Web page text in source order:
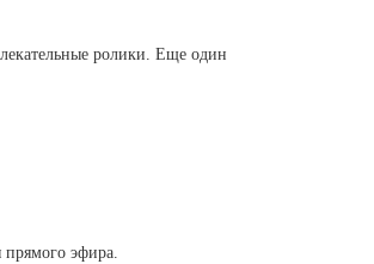
ролики. Еще один
эфира.